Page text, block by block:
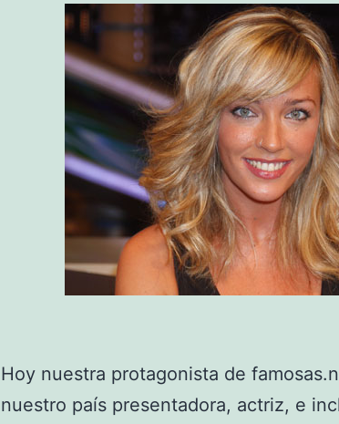
Hoy nuestra protagonista de
nuestro país presentadora, actriz, e